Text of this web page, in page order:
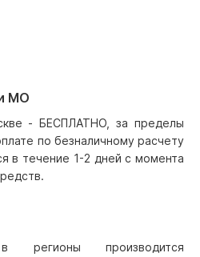
МО
- БЕСПЛАТНО, за пределы
по безналичному расчету
в течение 1-2 дней с момента
регионы производится